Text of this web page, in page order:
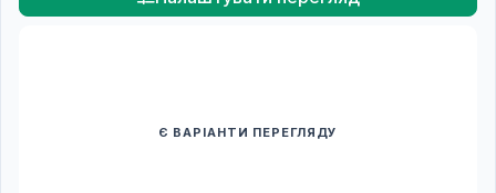
Є ВАРІАНТИ ПЕРЕГЛЯДУ